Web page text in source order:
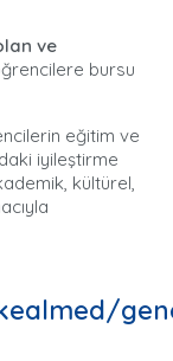
ve
bursu
eğitim ve
iyileştirme
kültürel,